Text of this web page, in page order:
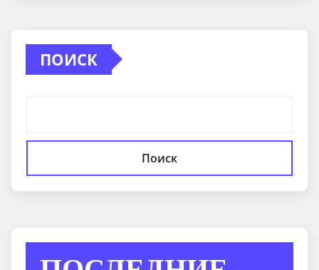
ПОИСК
Поиск